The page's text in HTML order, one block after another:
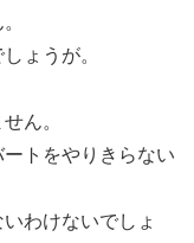
ょうが。
ん。
トをやりきらない
わけないでしょ